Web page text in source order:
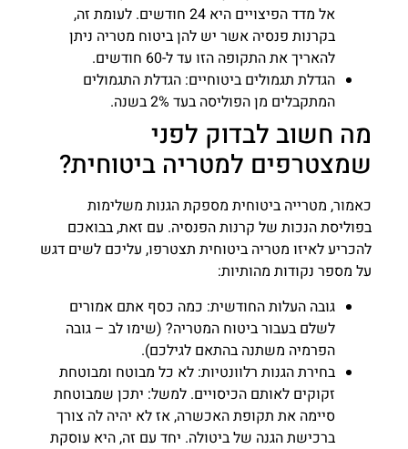
אל מדד הפיצויים היא 24 חודשים. לעומת זה,
בקרנות פנסיה אשר יש להן ביטוח מטריה ניתן
להאריך את התקופה הזו עד ל-60 חודשים.
הגדלת תגמולים ביטוחיים: הגדלת התגמולים
המתקבלים מן הפוליסה בעד 2% בשנה.
מה חשוב לבדוק לפני
שמצטרפים למטריה ביטוחית?
כאמור, מטרייה ביטוחית מספקת הגנות משלימות
בפוליסת הנכות של קרנות הפנסיה. עם זאת, בבואכם
להכריע לאיזו מטריה ביטוחית תצטרפו, עליכם לשים דגש
על מספר נקודות מהותיות:
גובה העלות החודשית: כמה כסף אתם אמורים
לשלם בעבור ביטוח המטריה? (שימו לב – גובה
הפרמיה משתנה בהתאם לגילכם).
בחירת הגנות רלוונטיות: לא כל מבוטח ומבוטחת
זקוקים לאותם הכיסויים. למשל: יתכן שמבוטחת
סיימה את תקופת האכשרה, אז לא יהיה לה צורך
ברכישת הגנה של ביטולה. יחד עם זה, היא עוסקת